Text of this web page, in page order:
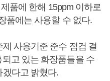
품에 한해 15ppm 이하로
품에는 사용할 수 없다.
사용기준 준수 점검 결
고 있는 화장품들을 수
겠다고 밝혔다.